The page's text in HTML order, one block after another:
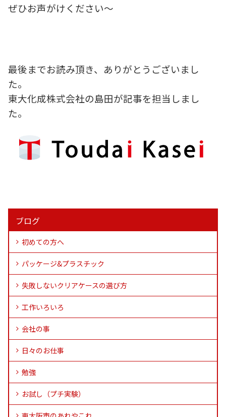
ぜひお声がけください～
最後までお読み頂き、ありがとうございまし
た。
東大化成株式会社の島田が記事を担当しまし
た。
ブログ
初めての方へ
パッケージ&プラスチック
失敗しないクリアケースの選び方
工作いろいろ
会社の事
日々のお仕事
勉強
お試し（プチ実験）